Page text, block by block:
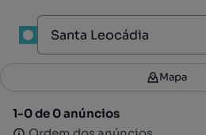
Filtros 1
1-0 de 0 anúncios
Mapa
1-0 de 0 anúncios